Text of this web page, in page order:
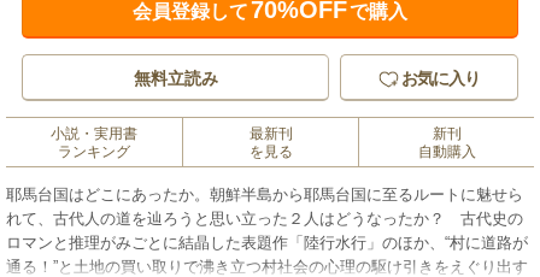
会員登録して70%OFFで購入
無料立読み お気に入り
小説・実用書
ランキング
最新刊
を見る
新刊
自動購入
耶馬台国はどこにあったか。朝鮮半島から耶馬台国に至るルートに魅せら
れて、古代人の道を辿ろうと思い立った２人はどうなったか？ 古代史の
ロマンと推理がみごとに結晶した表題作「陸行水行」のほか、“村に道路が
通る！”と土地の買い取りで沸き立つ村社会の心理の駆け引きをえぐり出す